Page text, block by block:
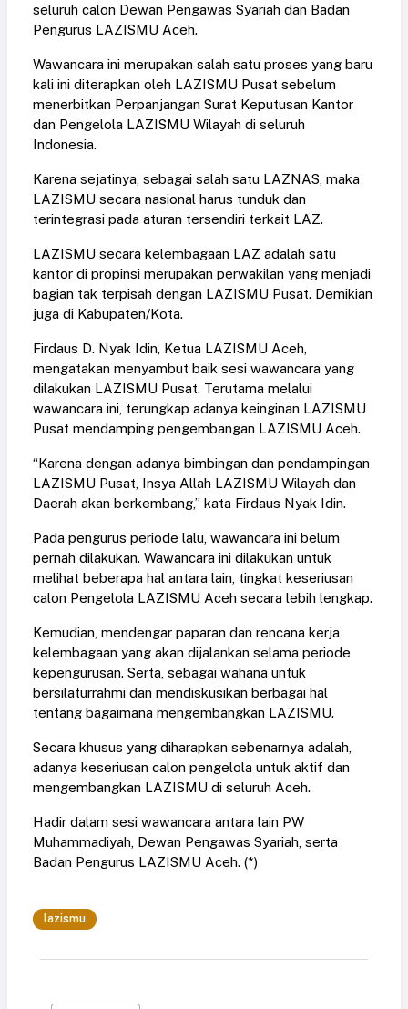
seluruh calon Dewan Pengawas Syariah dan Badan
Pengurus LAZISMU Aceh.
Wawancara ini merupakan salah satu proses yang baru
kali ini diterapkan oleh LAZISMU Pusat sebelum
menerbitkan Perpanjangan Surat Keputusan Kantor
dan Pengelola LAZISMU Wilayah di seluruh
Indonesia.
Karena sejatinya, sebagai salah satu LAZNAS, maka
LAZISMU secara nasional harus tunduk dan
terintegrasi pada aturan tersendiri terkait LAZ.
LAZISMU secara kelembagaan LAZ adalah satu
kantor di propinsi merupakan perwakilan yang menjadi
bagian tak terpisah dengan LAZISMU Pusat. Demikian
juga di Kabupaten/Kota.
Firdaus D. Nyak Idin, Ketua LAZISMU Aceh,
mengatakan menyambut baik sesi wawancara yang
dilakukan LAZISMU Pusat. Terutama melalui
wawancara ini, terungkap adanya keinginan LAZISMU
Pusat mendamping pengembangan LAZISMU Aceh.
“Karena dengan adanya bimbingan dan pendampingan
LAZISMU Pusat, Insya Allah LAZISMU Wilayah dan
Daerah akan berkembang,” kata Firdaus Nyak Idin.
Pada pengurus periode lalu, wawancara ini belum
pernah dilakukan. Wawancara ini dilakukan untuk
melihat beberapa hal antara lain, tingkat keseriusan
calon Pengelola LAZISMU Aceh secara lebih lengkap.
Kemudian, mendengar paparan dan rencana kerja
kelembagaan yang akan dijalankan selama periode
kepengurusan. Serta, sebagai wahana untuk
bersilaturrahmi dan mendiskusikan berbagai hal
tentang bagaimana mengembangkan LAZISMU.
Secara khusus yang diharapkan sebenarnya adalah,
adanya keseriusan calon pengelola untuk aktif dan
mengembangkan LAZISMU di seluruh Aceh.
Hadir dalam sesi wawancara antara lain PW
Muhammadiyah, Dewan Pengawas Syariah, serta
Badan Pengurus LAZISMU Aceh. (*)
lazismu